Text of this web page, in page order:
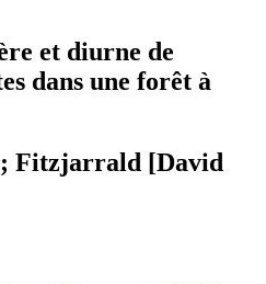
et diurne de
dans une forêt à
Fitzjarrald [David